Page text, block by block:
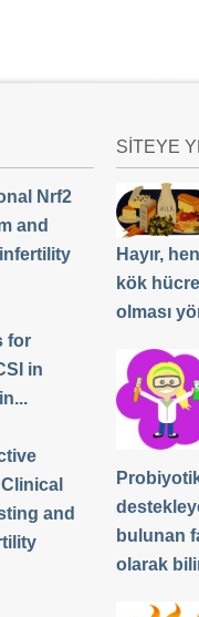
Nrf2
and
for
in
and
SİTEYE
Hayır,
kök
olması
bulunan
olarak